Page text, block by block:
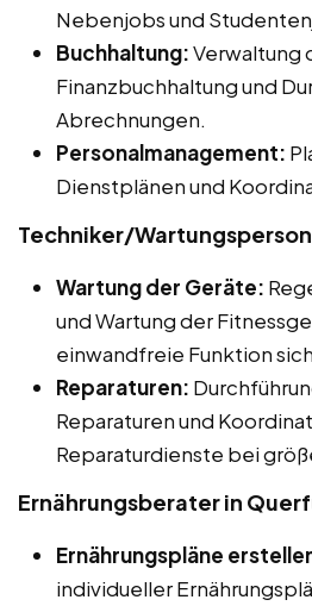
Nebenjobs und
Buchhaltung:Verwaltung
Finanzbuchhaltung und
Abrechnungen.
Personalmanagement:
Dienstplänen und
Techniker/
Wartung der Geräte:
und Wartung der
einwandfreie Funktion
Reparaturen:
Reparaturen und
Reparaturdienste bei
Ernährungsberater in
Ernährungspläne
individueller